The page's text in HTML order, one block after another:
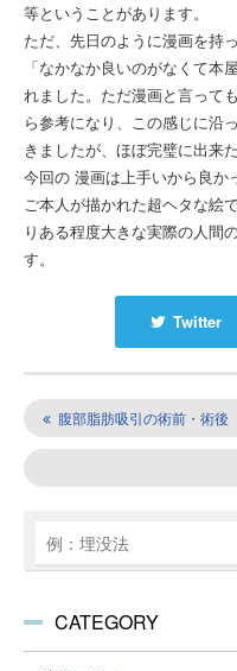
等ということがあります。
ただ、先日のように漫画を持
「なかなか良いのがなくて本
れました。ただ漫画と言って
ら参考になり、この感じに沿
きましたが、ほぼ完璧に出来
今回の 漫画は上手いから良か
ご本人が描かれた超ヘタな絵
りある程度大きな実際の人間
す。
Twitter
腹部脂肪吸引の術前・術後
CATEGORY